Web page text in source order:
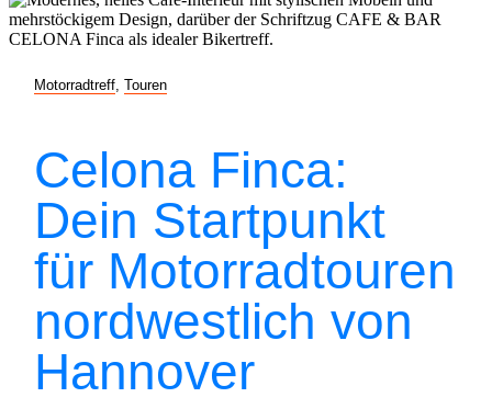
Motorradtreff Touren
Celona Finca:
Dein Startpunkt
für Motorradtouren
nordwestlich von
Hannover